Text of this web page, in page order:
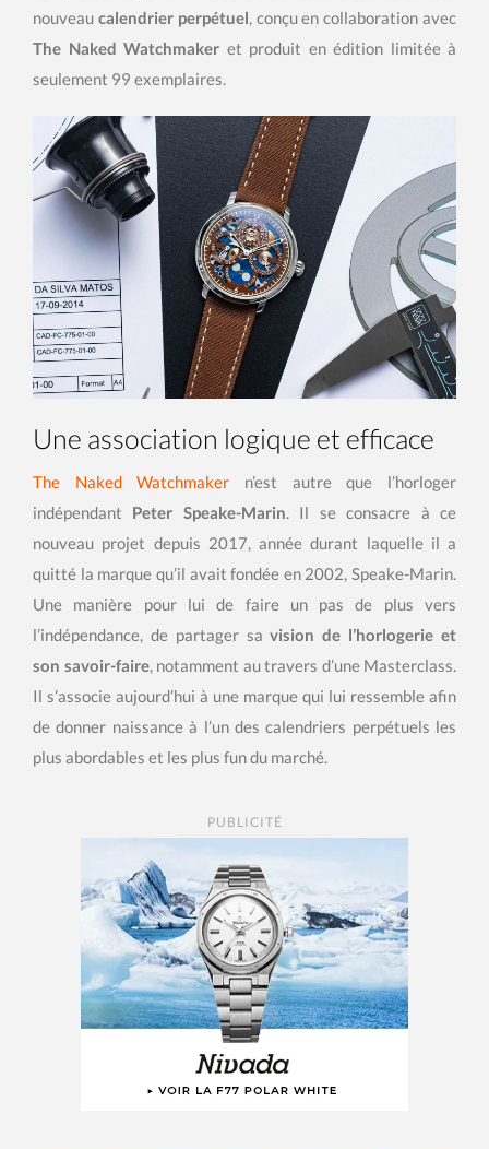
nouveau calendrier perpétuel, conçu en collaboration avec
The Naked Watchmaker et produit en édition limitée à
seulement 99 exemplaires.
Une association logique et efficace
The Naked Watchmaker n’est autre que l’horloger
indépendant Peter Speake-Marin. Il se consacre à ce
nouveau projet depuis 2017, année durant laquelle il a
quitté la marque qu’il avait fondée en 2002, Speake-Marin.
Une manière pour lui de faire un pas de plus vers
l’indépendance, de partager savision de l’horlogerie et
son savoir-faire, notamment au travers d’une Masterclass.
Il s’associe aujourd’hui à une marque qui lui ressemble afin
de donner naissance à l’un des calendriers perpétuels les
plus abordables et les plus fun du marché.
PUBLICITÉ